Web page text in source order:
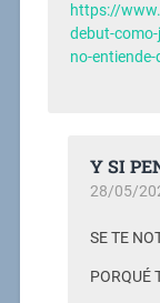
https://
debut-
no-
Y SI
28/05/
SE TE
PORQUÉ